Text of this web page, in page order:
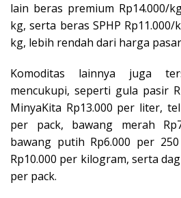
lain beras premium Rp14.000/
kg, serta beras SPHP
kg, lebih rendah dari harga
Komoditas lainnya juga
mencukupi, seperti gula pasir
MinyaKita Rp13.000 per liter,
per pack, bawang merah
bawang putih Rp6.000 per
Rp10.000 per kilogram, serta
per pack.